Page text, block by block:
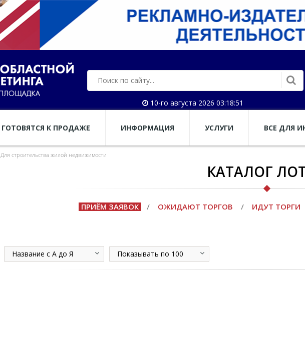
10-го августа 2026 03:18:51
ГОТОВЯТСЯ К ПРОДАЖЕ ИНФОРМАЦИЯ УСЛУГИ ВСЕ ДЛЯ
Для строительства жилой недвижимости
КАТАЛОГ
ПРИЁМ ЗАЯВОК / ОЖИДАЮТ ТОРГОВ / ИДУТ ТОРГИ
Название с А до Я Показывать по 100